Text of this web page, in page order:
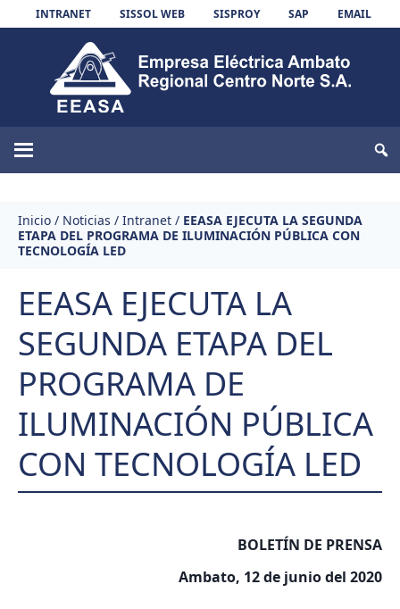
Skip to content
INTRANET SISSOL WEB SISPROY SAP EMAIL
EEASA
Inicio / Noticias / Intranet / EEASA EJECUTA LA SEGUNDA
ETAPA DEL PROGRAMA DE ILUMINACIÓN PÚBLICA CON
TECNOLOGÍA LED
EEASA EJECUTA LA
SEGUNDA ETAPA DEL
PROGRAMA DE
ILUMINACIÓN PÚBLICA
CON TECNOLOGÍA LED
BOLETÍN DE PRENSA
Ambato, 12 de junio del 2020